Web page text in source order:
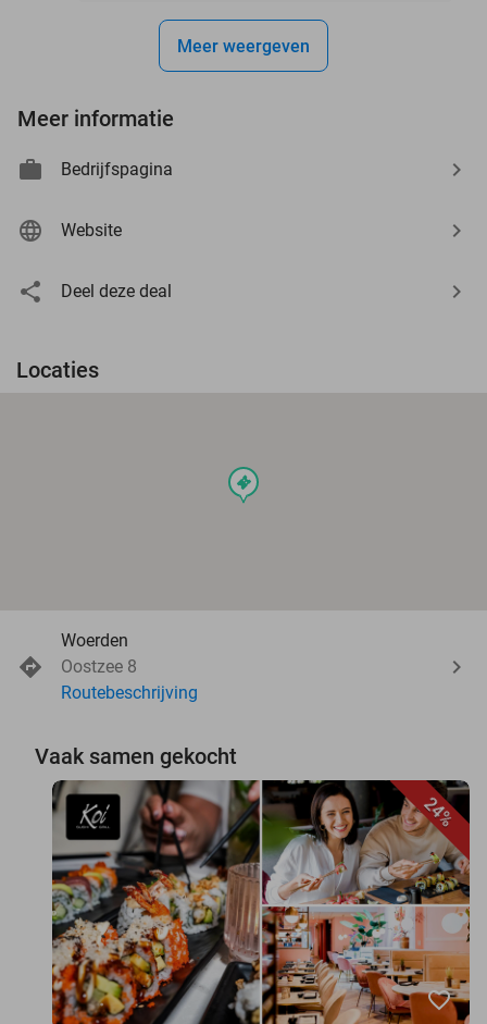
Meer weergeven
Meer informatie
Bedrijfspagina
Website
Deel deze deal
Locaties
events
Woerden
Oostzee 8
Routebeschrijving
Vaak samen gekocht
24%
favorite_border